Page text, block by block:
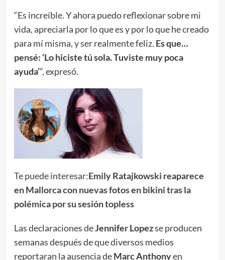
“Es increíble. Y ahora puedo reflexionar sobre mi
vida, apreciarla por lo que es y por lo que he creado
para mí misma, y ​​ser realmente feliz. Es que…
pensé: ‘Lo hiciste tú sola. Tuviste muy poca
ayuda’”, expresó.
Te puede interesar:Emily Ratajkowski reaparece
en Mallorca con nuevas fotos en bikini tras la
polémica por su sesión topless
Las declaraciones deJennifer Lopezse producen
semanas después de que diversos medios
reportaran la ausencia deMarc Anthonyen